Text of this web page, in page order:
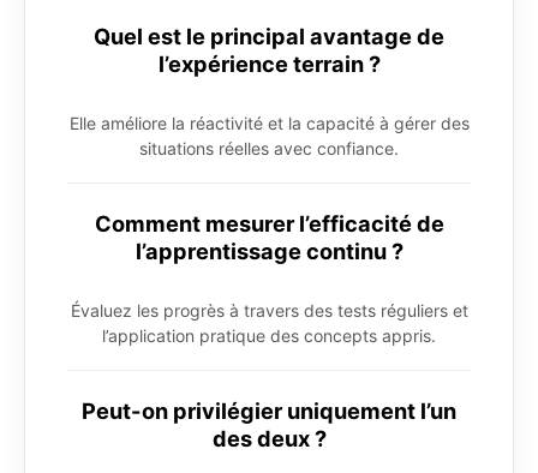
Quel est le principal avantage de
l’expérience terrain ?
Elle améliore la réactivité et la capacité à gérer des
situations réelles avec confiance.
Comment mesurer l’efficacité de
l’apprentissage continu ?
Évaluez les progrès à travers des tests réguliers et
l’application pratique des concepts appris.
Peut-on privilégier uniquement l’un
des deux ?